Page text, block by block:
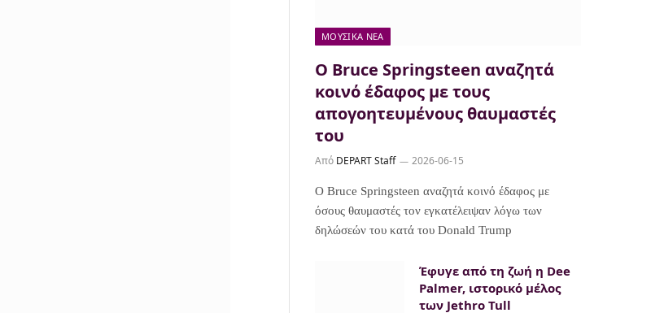
ΜΟΥΣΙΚΆ ΝΈΑ
Ο Bruce Springsteen αναζητά
κοινό έδαφος με τους
απογοητευμένους θαυμαστές
του
Από DEPART Staff 2026-06-15
Ο Bruce Springsteen αναζητά κοινό έδαφος με
όσους θαυμαστές τον εγκατέλειψαν λόγω των
δηλώσεών του κατά του Donald Trump
Έφυγε από τη ζωή η Dee
Palmer, ιστορικό μέλος
των Jethro Tull